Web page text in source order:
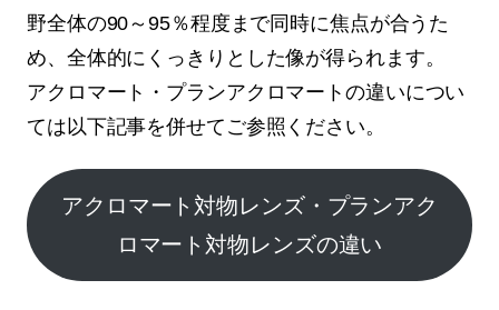
野全体の90～95％程度まで同時に焦点が合うた
め、全体的にくっきりとした像が得られます。
アクロマート・プランアクロマートの違いについ
ては以下記事を併せてご参照ください。
アクロマート対物レンズ・プランアク
ロマート対物レンズの違い